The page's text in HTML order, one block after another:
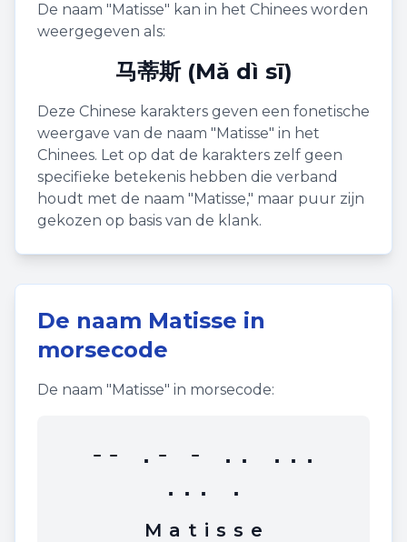
De naam "Matisse" kan in het Chinees worden
weergegeven als:
马蒂斯 (Mǎ dì sī)
Deze Chinese karakters geven een fonetische
weergave van de naam "Matisse" in het
Chinees. Let op dat de karakters zelf geen
specifieke betekenis hebben die verband
houdt met de naam "Matisse," maar puur zijn
gekozen op basis van de klank.
De naam Matisse in
morsecode
De naam "Matisse" in morsecode:
-- .- - .. ...
... .
M a t i s s e